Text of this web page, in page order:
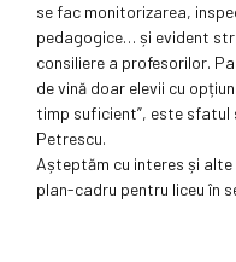
se fac monitorizarea,
pedagogice… și evident
consiliere a profesorilor.
de vină doar elevii cu
timp suficient”, este sfatul
Petrescu.
Așteptăm cu interes și
plan-cadru pentru liceu în